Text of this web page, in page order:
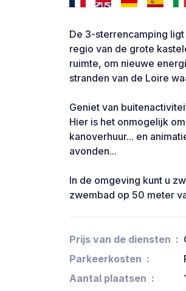
De 3-sterrencamping
regio van de grote
ruimte, om nieuwe
stranden van de Loire
Geniet van
Hier is het onmogelijk
kanoverhuur... en
avonden...
In de omgeving kunt u
zwembad op 50 meter
Prijs van de diensten
Parkeerkosten
Aantal plaatsen